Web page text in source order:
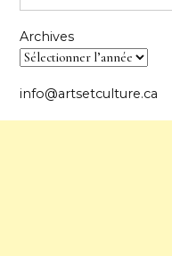
Archives
info@artsetculture.ca